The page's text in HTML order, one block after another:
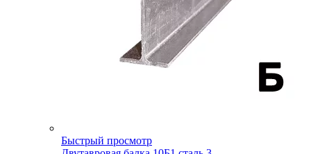
Быстрый просмотр